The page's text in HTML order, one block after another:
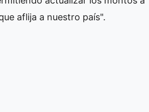
aflija a nuestro país".